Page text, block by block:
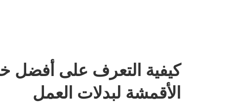
كيفية التعرف على أفضل
الأقمشة لبدلات العمل